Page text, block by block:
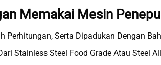
Memakai Mesin
Perhitungan, Serta Dipadukan Dengan
Stainless Steel Food Grade Atau Steel